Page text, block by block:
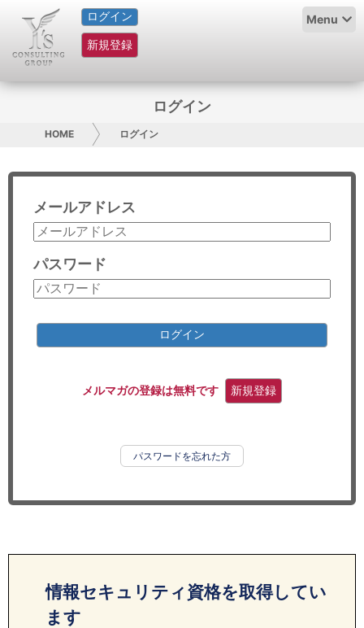
ログイン
新規登録
Menu
HOME
サービス紹介
グループ概要
採用情報
お問い合わせ
コンサルティング
リサーチ
ログイン
HOME ログイン
メールアドレス
パスワード
ログイン
メルマガの登録は無料です 新規登録
パスワードを忘れた方
情報セキュリティ資格を取得してい
ます